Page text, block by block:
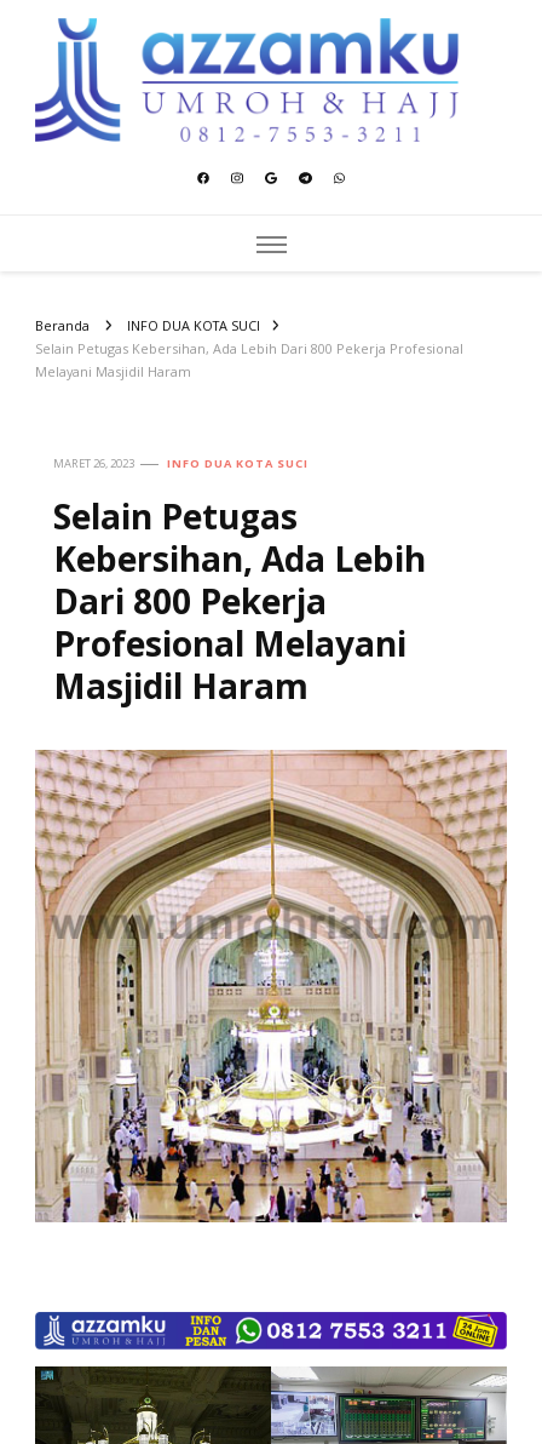
Azzamku Umroh dan Hajj
Beranda
INFO DUA KOTA SUCI
Selain Petugas Kebersihan, Ada Lebih Dari 800 Pekerja Profesional
Melayani Masjidil Haram
MARET 26, 2023 INFO DUA KOTA SUCI
Selain Petugas
Kebersihan, Ada Lebih
Dari 800 Pekerja
Profesional Melayani
Masjidil Haram